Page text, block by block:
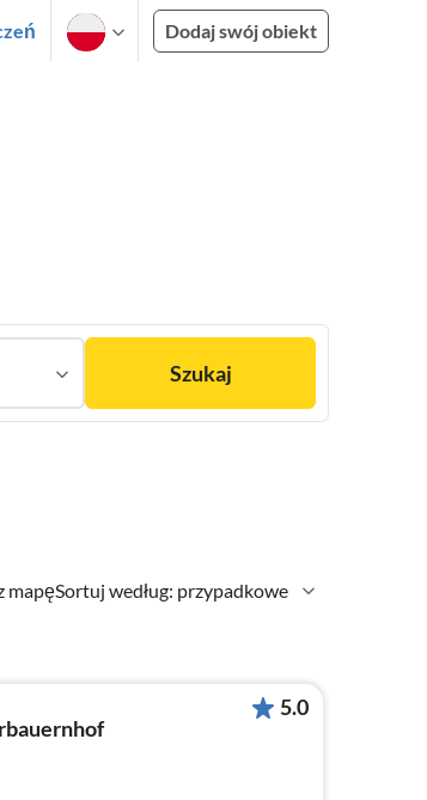
Dodaj swój obiekt
Szukaj
mapęSortuj według: przypadkowe
5.0